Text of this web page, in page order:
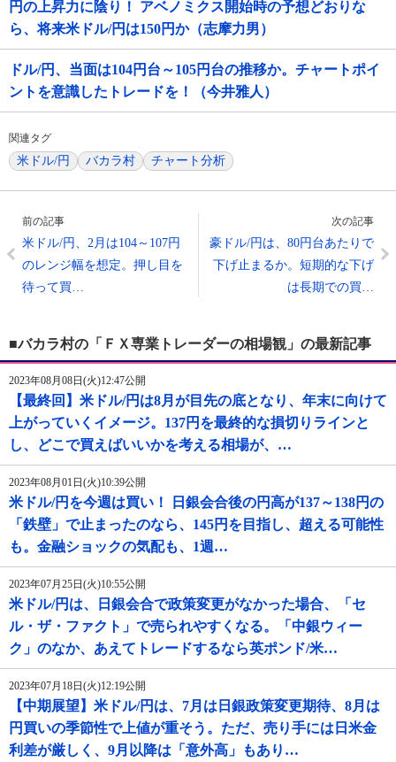
円の上昇力に陰り！ アベノミクス開始時の予想どおりな
ら、将来米ドル/円は150円か（志摩力男）
ドル/円、当面は104円台～105円台の推移か。チャートポイ
ントを意識したトレードを！（今井雅人）
関連タグ
米ドル/円 バカラ村 チャート分析
前の記事
米ドル/円、2月は104～107円
のレンジ幅を想定。押し目を
待って買…
次の記事
豪ドル/円は、80円台あたりで
下げ止まるか。短期的な下げ
は長期での買…
■バカラ村の「ＦＸ専業トレーダーの相場観」の最新記事
2023年08月08日(火)12:47公開
【最終回】米ドル/円は8月が目先の底となり、年末に向けて
上がっていくイメージ。137円を最終的な損切りラインと
し、どこで買えばいいかを考える相場が、…
2023年08月01日(火)10:39公開
米ドル/円を今週は買い！ 日銀会合後の円高が137～138円の
「鉄壁」で止まったのなら、145円を目指し、超える可能性
も。金融ショックの気配も、1週…
2023年07月25日(火)10:55公開
米ドル/円は、日銀会合で政策変更がなかった場合、「セ
ル・ザ・ファクト」で売られやすくなる。「中銀ウィー
ク」のなか、あえてトレードするなら英ポンド/米…
2023年07月18日(火)12:19公開
【中期展望】米ドル/円は、7月は日銀政策変更期待、8月は
円買いの季節性で上値が重そう。ただ、売り手には日米金
利差が厳しく、9月以降は「意外高」もあり…